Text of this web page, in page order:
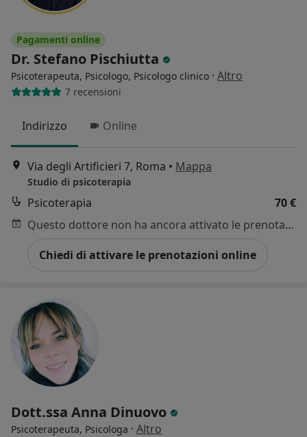
Pagamenti online
Dr. Stefano Pischiutta
Psicoterapeuta, Psicologo, Psicologo clinico · Altro
7 recensioni
Indirizzo Online
Via degli Artificieri 7, Roma • Mappa
Studio di psicoterapia
Psicoterapia
70 €
Questo dottore non ha ancora attivato le prenotazioni online presso questo indirizzo.
Chiedi di attivare le prenotazioni online
Dott.ssa Anna Dinuovo
Psicoterapeuta, Psicologa · Altro